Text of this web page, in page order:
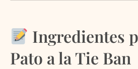
Ingredientes
Pato a la Tie Ban